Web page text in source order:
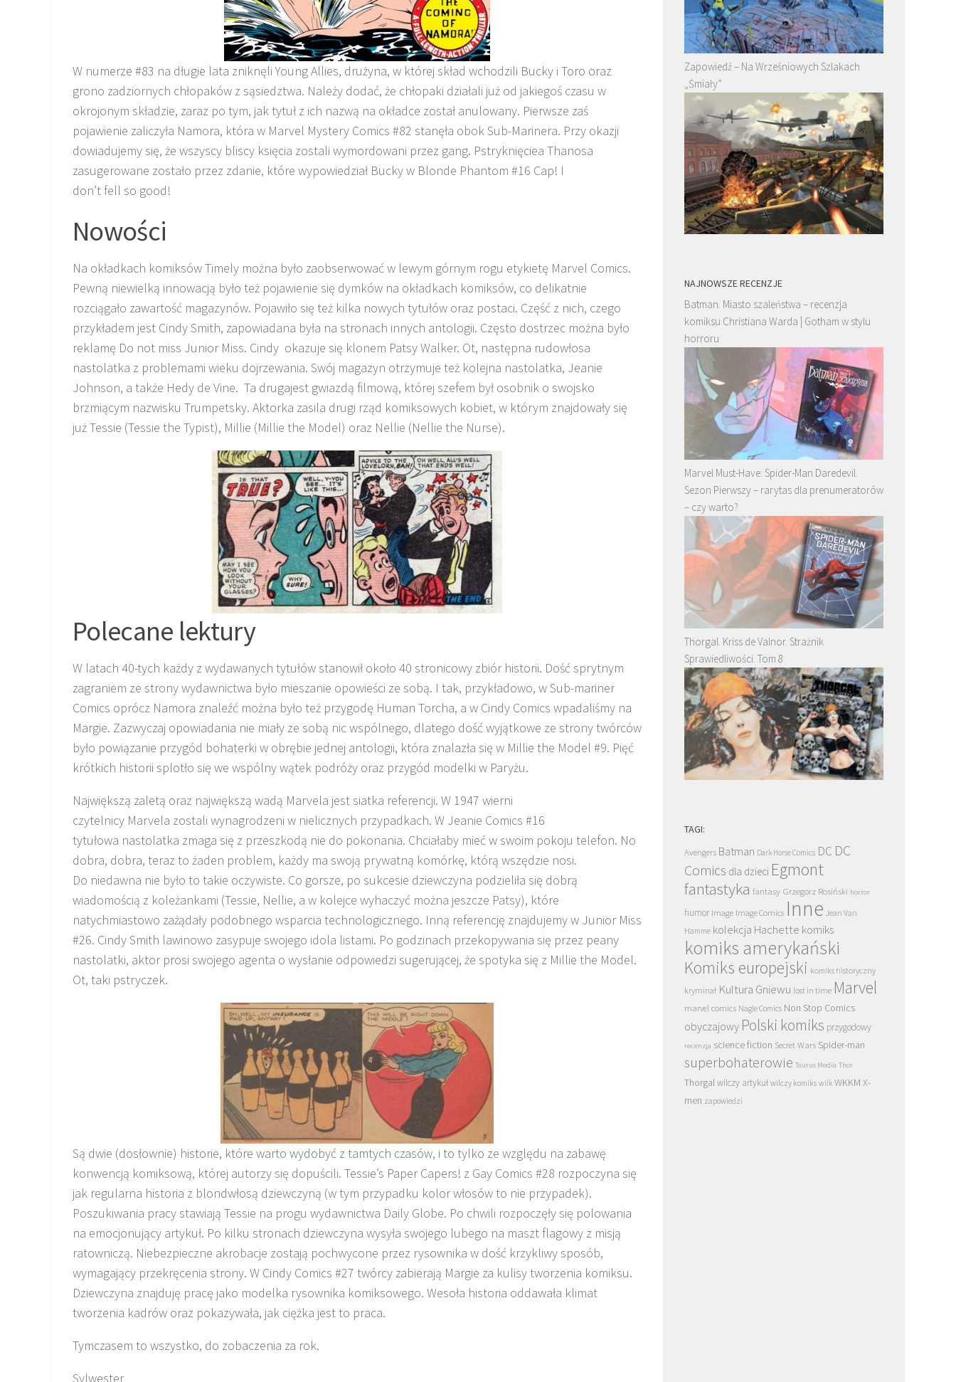
W numerze #83 na długie lata zniknęli Young Allies, drużyna, w której skład wchodzili Bucky i Toro oraz
grono zadziornych chłopaków z sąsiedztwa. Należy dodać, że chłopaki działali już od jakiegoś czasu w
okrojonym składzie, zaraz po tym, jak tytuł z ich nazwą na okładce został anulowany. Pierwsze zaś
pojawienie zaliczyła Namora, która w Marvel Mystery Comics #82 stanęła obok Sub-Marinera. Przy okazji
dowiadujemy się, że wszyscy bliscy księcia zostali wymordowani przez gang. Pstryknięciea Thanosa
zasugerowane zostało przez zdanie, które wypowiedział Bucky w Blonde Phantom #16 Cap! I
don’t fell so good!
Nowości
Na okładkach komiksów Timely można było zaobserwować w lewym górnym rogu etykietę Marvel Comics.
Pewną niewielką innowacją było też pojawienie się dymków na okładkach komiksów, co delikatnie
rozciągało zawartość magazynów. Pojawiło się też kilka nowych tytułów oraz postaci. Część z nich, czego
przykładem jest Cindy Smith, zapowiadana była na stronach innych antologii. Często dostrzec można było
reklamę Do not miss Junior Miss. Cindy okazuje się klonem Patsy Walker. Ot, następna rudowłosa
nastolatka z problemami wieku dojrzewania. Swój magazyn otrzymuje też kolejna nastolatka, Jeanie
Johnson, a także Hedy de Vine. Ta drugajest gwiazdą filmową, której szefem był osobnik o swojsko
brzmiącym nazwisku Trumpetsky. Aktorka zasila drugi rząd komiksowych kobiet, w którym znajdowały się
już Tessie (Tessie the Typist), Millie (Millie the Model) oraz Nellie (Nellie the Nurse).
Polecane lektury
W latach 40-tych każdy z wydawanych tytułów stanowił około 40 stronicowy zbiór historii. Dość sprytnym
zagraniem ze strony wydawnictwa było mieszanie opowieści ze sobą. I tak, przykładowo, w Sub-mariner
Comics oprócz Namora znaleźć można było też przygodę Human Torcha, a w Cindy Comics wpadaliśmy na
Margie. Zazwyczaj opowiadania nie miały ze sobą nic wspólnego, dlatego dość wyjątkowe ze strony twórców
było powiązanie przygód bohaterki w obrębie jednej antologii, która znalazła się w Millie the Model #9. Pięć
krótkich historii splotło się we wspólny wątek podróży oraz przygód modelki w Paryżu.
Największą zaletą oraz największą wadą Marvela jest siatka referencji. W 1947 wierni
czytelnicy Marvela zostali wynagrodzeni w nielicznych przypadkach. W Jeanie Comics #16
tytułowa nastolatka zmaga się z przeszkodą nie do pokonania. Chciałaby mieć w swoim pokoju telefon. No
dobra, dobra, teraz to żaden problem, każdy ma swoją prywatną komórkę, którą wszędzie nosi.
Do niedawna nie było to takie oczywiste. Co gorsze, po sukcesie dziewczyna podzieliła się dobrą
wiadomością z koleżankami (Tessie, Nellie, a w kolejce wyhaczyć można jeszcze Patsy), które
natychmiastowo zażądały podobnego wsparcia technologicznego. Inną referencję znajdujemy w Junior Miss
#26. Cindy Smith lawinowo zasypuje swojego idola listami. Po godzinach przekopywania się przez peany
nastolatki, aktor prosi swojego agenta o wysłanie odpowiedzi sugerującej, że spotyka się z Millie the Model.
Ot, taki pstryczek.
Są dwie (dosłownie) historie, które warto wydobyć z tamtych czasów, i to tylko ze względu na zabawę
konwencją komiksową, której autorzy się dopuścili. Tessie’s Paper Capers! z Gay Comics #28 rozpoczyna się
jak regularna historia z blondwłosą dziewczyną (w tym przypadku kolor włosów to nie przypadek).
Poszukiwania pracy stawiają Tessie na progu wydawnictwa Daily Globe. Po chwili rozpoczęły się polowania
na emocjonujący artykuł. Po kilku stronach dziewczyna wysyła swojego lubego na maszt flagowy z misją
ratowniczą. Niebezpieczne akrobacje zostają pochwycone przez rysownika w dość krzykliwy sposób,
wymagający przekręcenia strony. W Cindy Comics #27 twórcy zabierają Margie za kulisy tworzenia komiksu.
Dziewczyna znajduję pracę jako modelka rysownika komiksowego. Wesoła historia oddawała klimat
tworzenia kadrów oraz pokazywała, jak ciężka jest to praca.
Tymczasem to wszystko, do zobaczenia za rok.
Sylwester
Zapowiedź – Na Wrześniowych Szlakach
„Śmiały”
NAJNOWSZE RECENZJE
Batman. Miasto szaleństwa – recenzja
komiksu Christiana Warda | Gotham w stylu
horroru
Marvel Must-Have: Spider-Man Daredevil.
Sezon Pierwszy – rarytas dla prenumeratorów
– czy warto?
Thorgal. Kriss de Valnor. Strażnik
Sprawiedliwości. Tom 8
TAGI:
Avengers Batman Dark Horse Comics DC DC
Comics dla dzieci Egmont
fantastyka fantasy Grzegorz Rosiński horror
humor Image Image Comics Inne Jean Van
Hamme kolekcja Hachette komiks
komiks amerykański
Komiks europejski komiks historyczny
kryminał Kultura Gniewu lost in time Marvel
marvel comics Nagle Comics Non Stop Comics
obyczajowy Polski komiks przygodowy
recenzja science fiction Secret Wars Spider-man
superbohaterowie Taurus Media Thor
Thorgalwilczy artykuł wilczy komiks wilk WKKM X-
men zapowiedzi